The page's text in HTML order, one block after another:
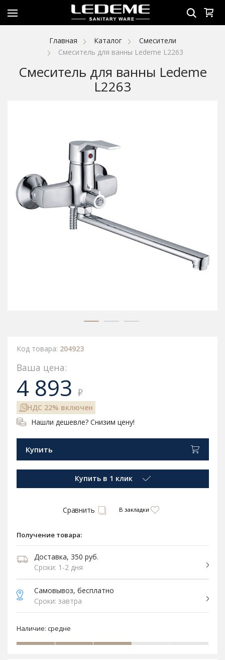
Главная Каталог
Смесители
Смеситель для ванны Ledeme L2263
Смеситель для ванны Ledeme
L2263
Код товара: 204923
Ваша цена:
4 893 ₽
НДС 22% включен
Нашли дешевле? Снизим цену!
Купить
Купить в 1 клик
Сравнить В закладки
Получение товара:
Доставка, 350 руб.
Сроки: 1-2 дня
Самовывоз, бесплатно
Сроки: завтра
Наличие: средне